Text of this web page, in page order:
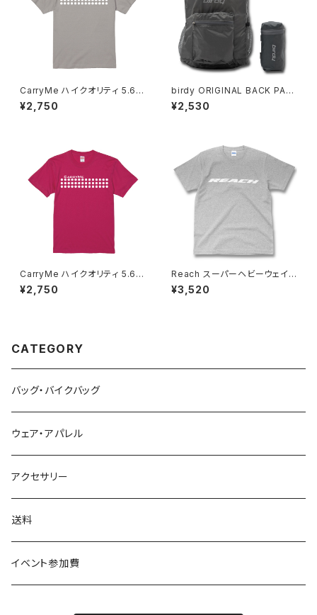
CarryMe ハイクオリティ 5.6o
z Tシャツ マットルナグレー
¥2,750
birdy ORIGINAL BACK PAC
K
¥2,530
CarryMe ハイクオリティ 5.6o
z Tシャツ ルージュピンク
¥2,750
Reach スーパーヘビーウェイト
7.1oz Tシャツ ミックスグレー
¥3,520
CATEGORY
バッグ・バイクバッグ
ウェア・アパレル
アクセサリー
送料
イベント参加費